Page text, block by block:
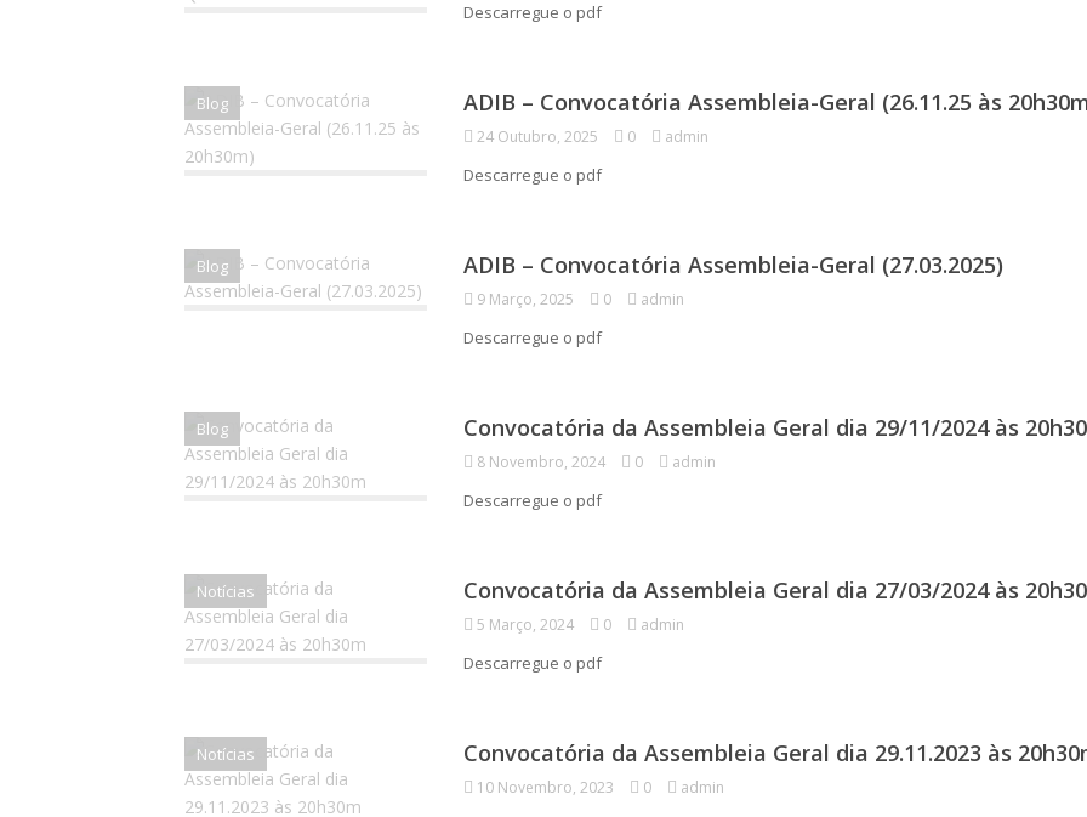
Descarregue o pdf
Blog ADIB – Convocatória Assembleia-Geral (26.11.25 às
24 Outubro, 2025 0 admin
Descarregue o pdf
Blog ADIB – Convocatória Assembleia-Geral (27.03.2025)
9 Março, 2025 0 admin
Descarregue o pdf
Blog Convocatória da Assembleia Geral dia 29/11/2024 às
8 Novembro, 2024 0 admin
Descarregue o pdf
Notícias Convocatória da Assembleia Geral dia 27/03/2024 às
5 Março, 2024 0 admin
Descarregue o pdf
Notícias Convocatória da Assembleia Geral dia 29.11.2023 às
10 Novembro, 2023 0 admin